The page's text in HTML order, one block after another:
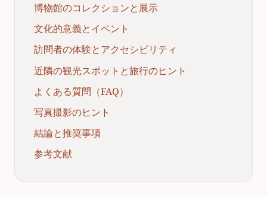
博物館のコレクションと展示
文化的意義とイベント
訪問者の体験とアクセシビリティ
近隣の観光スポットと旅行のヒント
よくある質問（FAQ）
写真撮影のヒント
結論と推奨事項
参考文献